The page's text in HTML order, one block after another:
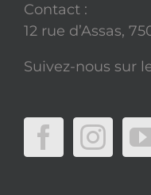
Contact :
12 rue d’Assas,
Suivez-nous sur